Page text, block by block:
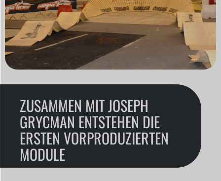
ZUSAMMEN MIT JOSEPH
GRYCMAN ENTSTEHEN DIE
ERSTEN VORPRODUZIERTEN
MODULE